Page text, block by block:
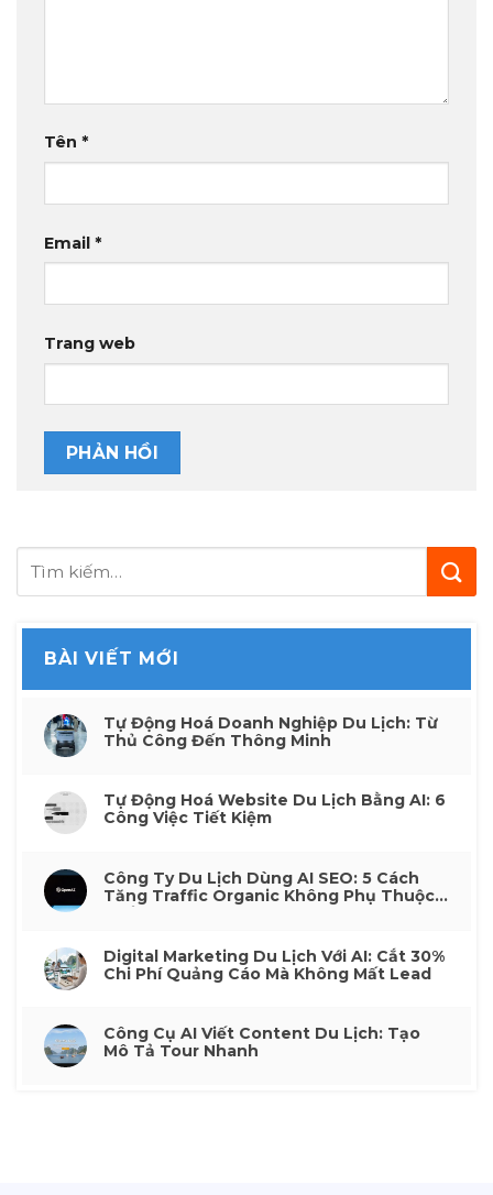
BÀI VIẾT MỚI
Tự Động Hoá Doanh Nghiệp Du Lịch: Từ
Thủ Công Đến Thông Minh
Tự Động Hoá Website Du Lịch Bằng AI: 6
Công Việc Tiết Kiệm
Công Ty Du Lịch Dùng AI SEO: 5 Cách
Tăng Traffic Organic Không Phụ Thuộc
Quảng Cáo
Digital Marketing Du Lịch Với AI: Cắt 30%
Chi Phí Quảng Cáo Mà Không Mất Lead
Công Cụ AI Viết Content Du Lịch: Tạo
Mô Tả Tour Nhanh
Tên *
Email *
Trang web